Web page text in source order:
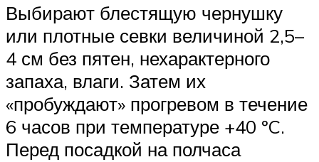
Выбирают блестящую чернушку
или плотные севки величиной 2,5–
4 см без пятен, нехарактерного
запаха, влаги. Затем их
«пробуждают» прогревом в течение
6 часов при температуре +40 ºC.
Перед посадкой на полчаса